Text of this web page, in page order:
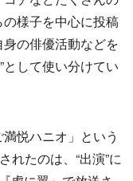
様子を中心に投稿
身の俳優活動などを
として使い分けてい
悦ハニオ」という
れたのは、“出演”に